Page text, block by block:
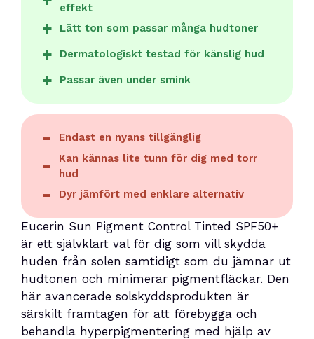
effekt
Lätt ton som passar många hudtoner
Dermatologiskt testad för känslig hud
Passar även under smink
Endast en nyans tillgänglig
Kan kännas lite tunn för dig med torr
hud
Dyr jämfört med enklare alternativ
Eucerin Sun Pigment Control Tinted SPF50+
är ett självklart val för dig som vill skydda
huden från solen samtidigt som du jämnar ut
hudtonen och minimerar pigmentfläckar. Den
här avancerade solskyddsprodukten är
särskilt framtagen för att förebygga och
behandla hyperpigmentering med hjälp av